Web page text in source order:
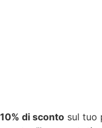
10% di sconto sul tuo